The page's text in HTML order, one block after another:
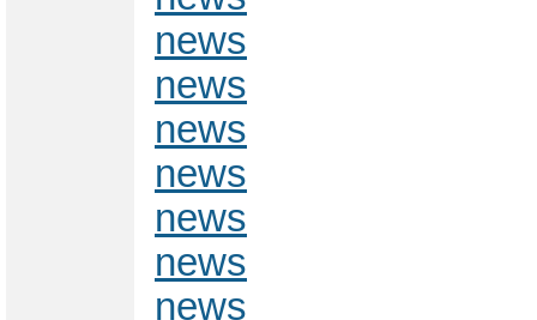
news
news
news
news
news
news
news